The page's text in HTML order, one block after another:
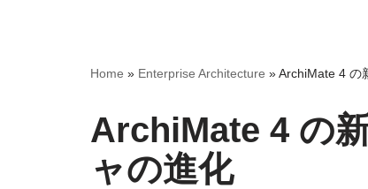
Home » Enterprise Architecture »ArchiMate 4 の
ArchiMate 4 の
ャの進化